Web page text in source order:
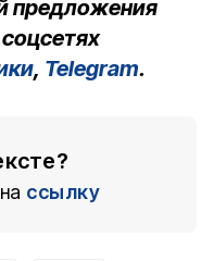
предложения
, Telegram.
ссылку